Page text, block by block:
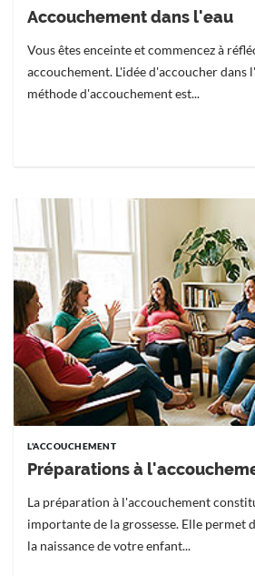
Accouchement dans l'eau
Vous êtes enceinte et commencez à
accouchement. L'idée d'accoucher dans
méthode d'accouchement est...
L'ACCOUCHEMENT
Préparations à
La préparation à l'accouchement
importante de la grossesse. Elle permet
la naissance de votre enfant...